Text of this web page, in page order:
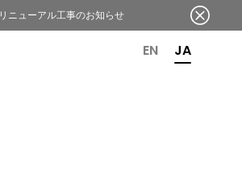
EN JA
リニューアル工事のお知らせ
OR 6TH ANNIVERSARY